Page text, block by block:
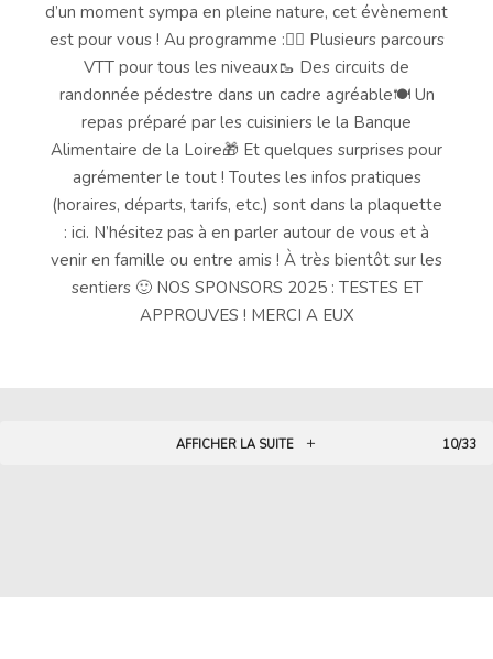
d’un moment sympa en pleine nature, cet évènement
est pour vous ! Au programme :🚴‍♂️ Plusieurs parcours
VTT pour tous les niveaux🥾 Des circuits de
randonnée pédestre dans un cadre agréable🍽️ Un
repas préparé par les cuisiniers le la Banque
Alimentaire de la Loire🎁 Et quelques surprises pour
agrémenter le tout ! Toutes les infos pratiques
(horaires, départs, tarifs, etc.) sont dans la plaquette
: ici. N’hésitez pas à en parler autour de vous et à
venir en famille ou entre amis ! À très bientôt sur les
sentiers 🙂 NOS SPONSORS 2025 : TESTES ET
APPROUVES ! MERCI A EUX
AFFICHER LA SUITE 10/33